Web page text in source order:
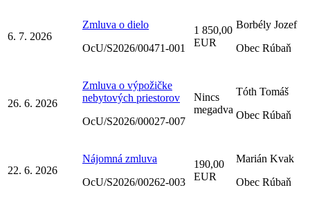
6. 7. 2026
Zmluva o dielo
OcU/S2026/00471-001
1 850,00
EUR
Borbély Jozef
Obec Rúbaň
26. 6. 2026
Zmluva o výpožičke
nebytových priestorov
OcU/S2026/00027-007
Nincs
megadva
Tóth Tomáš
Obec Rúbaň
22. 6. 2026
Nájomná zmluva
OcU/S2026/00262-003
190,00
EUR
Marián Kvak
Obec Rúbaň